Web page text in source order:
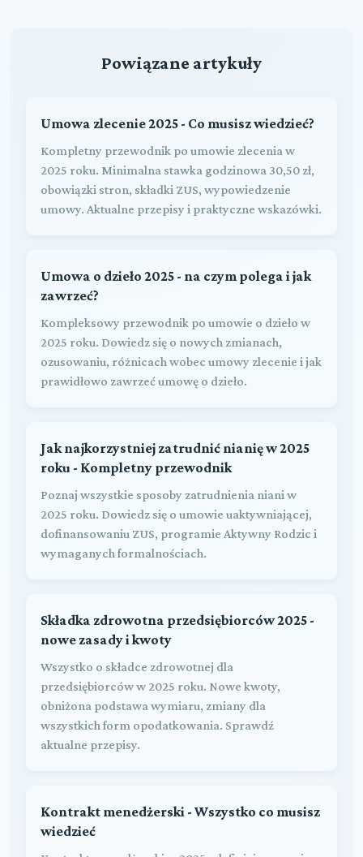
Powiązane artykuły
Umowa zlecenie 2025 - Co musisz wiedzieć?
Kompletny przewodnik po umowie zlecenia w
2025 roku. Minimalna stawka godzinowa 30,50 zł,
obowiązki stron, składki ZUS, wypowiedzenie
umowy. Aktualne przepisy i praktyczne wskazówki.
Umowa o dzieło 2025 - na czym polega i jak
zawrzeć?
Kompleksowy przewodnik po umowie o dzieło w
2025 roku. Dowiedz się o nowych zmianach,
ozusowaniu, różnicach wobec umowy zlecenie i jak
prawidłowo zawrzeć umowę o dzieło.
Jak najkorzystniej zatrudnić nianię w 2025
roku - Kompletny przewodnik
Poznaj wszystkie sposoby zatrudnienia niani w
2025 roku. Dowiedz się o umowie uaktywniającej,
dofinansowaniu ZUS, programie Aktywny Rodzic i
wymaganych formalnościach.
Składka zdrowotna przedsiębiorców 2025 -
nowe zasady i kwoty
Wszystko o składce zdrowotnej dla
przedsiębiorców w 2025 roku. Nowe kwoty,
obniżona podstawa wymiaru, zmiany dla
wszystkich form opodatkowania. Sprawdź
aktualne przepisy.
Kontrakt menedżerski - Wszystko co musisz
wiedzieć